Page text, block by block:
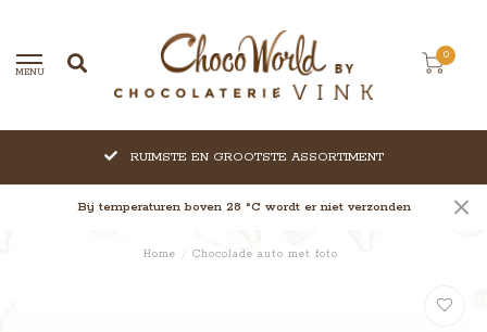
MENU
0
RUIMSTE EN GROOTSTE ASSORTIMENT
Bij temperaturen boven 28 °C wordt er niet verzonden
Home / Chocolade auto met foto